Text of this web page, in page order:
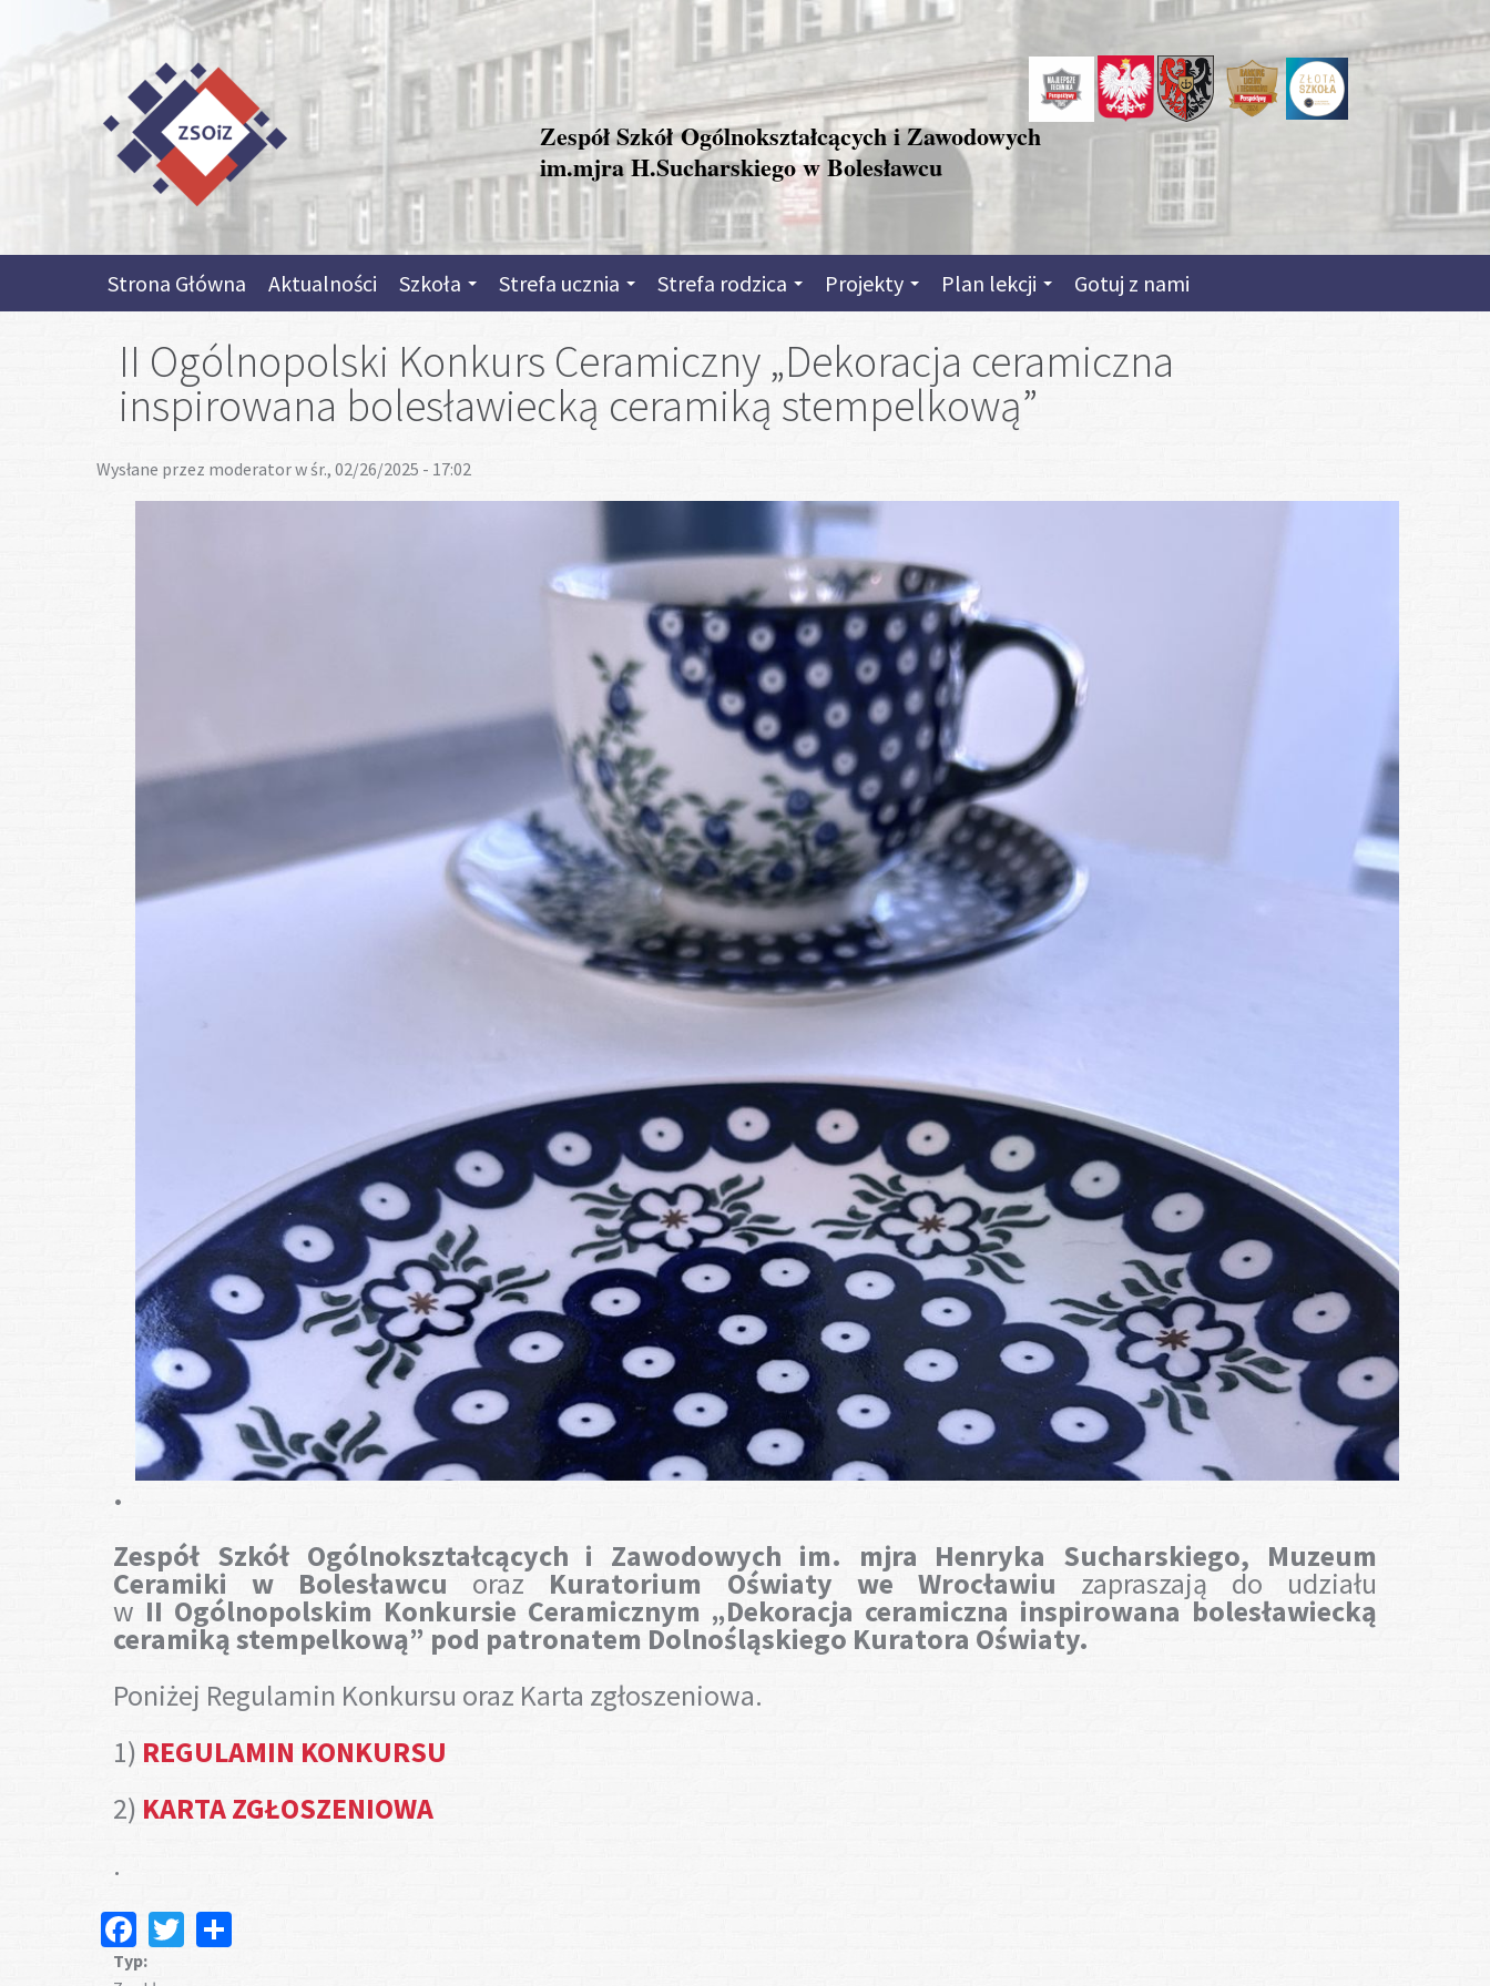
Zespół Szkół Ogólnokształcących i Zawodowych
im.mjra H.Sucharskiego w Bolesławcu
Strona Główna Aktualności Szkoła Strefa ucznia Strefa rodzica Projekty Plan lekcji Gotuj z nami
II Ogólnopolski Konkurs Ceramiczny „Dekoracja ceramiczna
inspirowana bolesławiecką ceramiką stempelkową”
Wysłane przez moderatorw śr., 02/26/2025 - 17:02
.
Zespół Szkół Ogólnokształcących i Zawodowych im. mjra Henryka Sucharskiego, Muzeum
Ceramiki w Bolesławcu oraz Kuratorium Oświaty we Wrocławiu zapraszają do udziału
w II Ogólnopolskim Konkursie Ceramicznym „Dekoracja ceramiczna inspirowana bolesławiecką
ceramiką stempelkową” pod patronatem Dolnośląskiego Kuratora Oświaty.
Poniżej Regulamin Konkursu oraz Karta zgłoszeniowa.
1) REGULAMIN KONKURSU
2) KARTA ZGŁOSZENIOWA
.
Facebook
Twitter
Typ: